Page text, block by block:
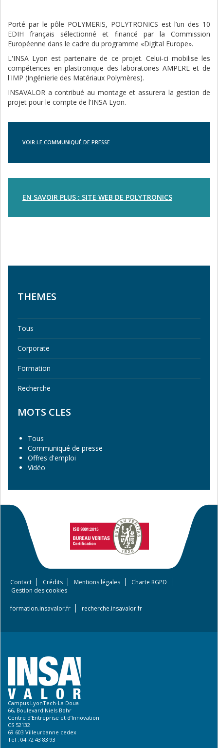
Porté par le pôle POLYMERIS, POLYTRONICS est l’un des 10
EDIH français sélectionné et financé par la Commission
Européenne dans le cadre du programme «Digital Europe».
L'INSA Lyon est partenaire de ce projet. Celui-ci mobilise les
compétences en plastronique des laboratoires AMPERE et de
l'IMP (Ingénierie des Matériaux Polymères).
INSAVALOR a contribué au montage et assurera la gestion de
projet pour le compte de l'INSA Lyon.
VOIR LE COMMUNIQUÉ DE PRESSE
EN SAVOIR PLUS : SITE WEB DE POLYTRONICS
THEMES
Tous
Corporate
Formation
Recherche
MOTS CLES
Tous
Communiqué de presse
Offres d'emploi
Vidéo
Footer
Contact Crédits Mentions légales
Charte RGPD
Gestion des cookies
formation.insavalor.fr recherche.insavalor.fr
Campus LyonTech-La Doua
66, Boulevard Niels Bohr
Centre d’Entreprise et d’Innovation
CS 52132
69 603 Villeurbanne cedex
Tél : 04 72 43 83 93